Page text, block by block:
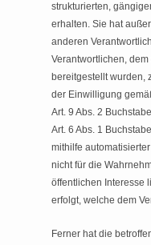
strukturierten,
erhalten. Sie hat
anderen
Verantwortlichen,
bereitgestellt wurden,
der Einwilligung
Art. 9 Abs. 2
Art. 6 Abs. 1
mithilfe
nicht für die
öffentlichen Interesse
erfolgt, welche dem
Ferner hat die